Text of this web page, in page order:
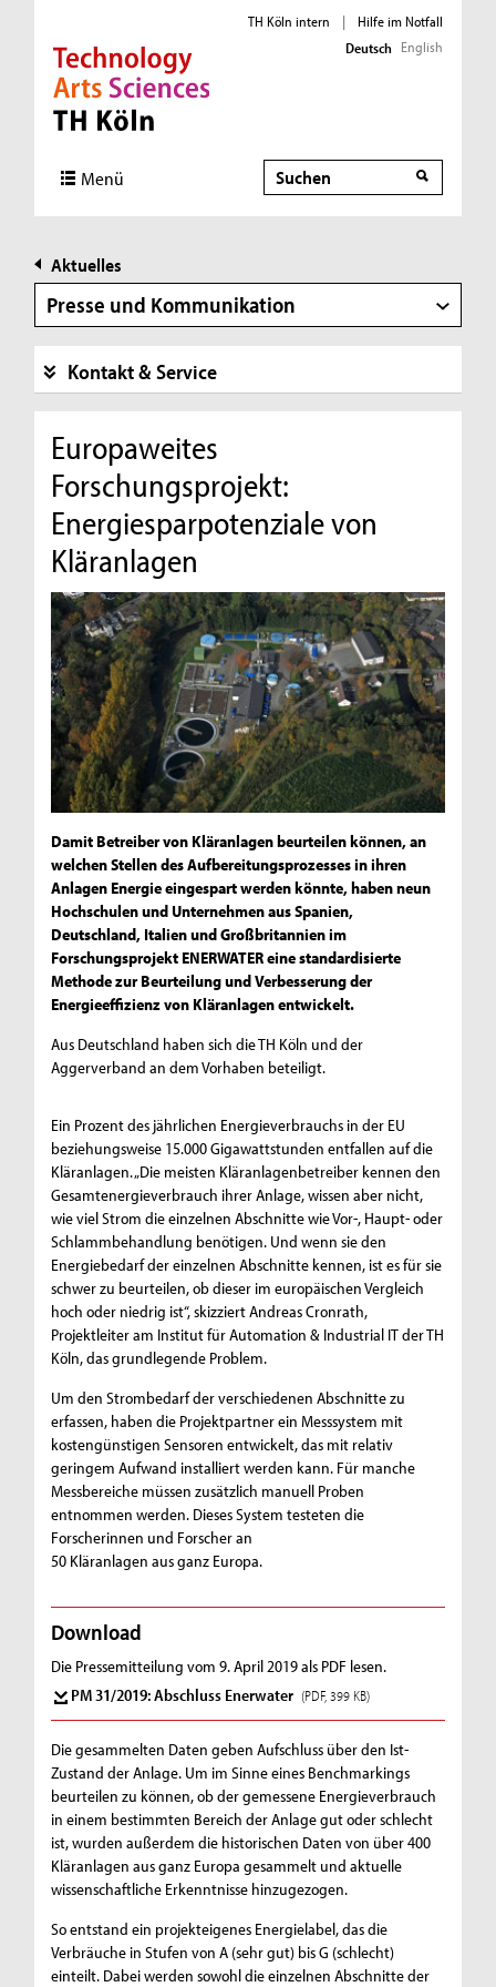
Direkt zur Hauptnavigation
Direkt zur Subnavigation
Direkt zum Inhalt
Direkt zum Fußbereich
TH Köln intern |
Hilfe im Notfall
Deutsch English
Menü Suche
Aktuelles
Presse und Kommunikation
Kontakt & Service
Europaweites
Forschungsprojekt:
Energiesparpotenziale von
Kläranlagen
Damit Betreiber von Kläranlagen beurteilen können, an
welchen Stellen des Aufbereitungsprozesses in ihren
Anlagen Energie eingespart werden könnte, haben neun
Hochschulen und Unternehmen aus Spanien,
Deutschland, Italien und Großbritannien im
Forschungsprojekt ENERWATER eine standardisierte
Methode zur Beurteilung und Verbesserung der
Energieeffizienz von Kläranlagen entwickelt.
Aus Deutschland haben sich die TH Köln und der
Aggerverband an dem Vorhaben beteiligt.
Ein Prozent des jährlichen Energieverbrauchs in der EU
beziehungsweise 15.000 Gigawattstunden entfallen auf die
Kläranlagen. „Die meisten Kläranlagenbetreiber kennen den
Gesamtenergieverbrauch ihrer Anlage, wissen aber nicht,
wie viel Strom die einzelnen Abschnitte wie Vor-, Haupt- oder
Schlammbehandlung benötigen. Und wenn sie den
Energiebedarf der einzelnen Abschnitte kennen, ist es für sie
schwer zu beurteilen, ob dieser im europäischen Vergleich
hoch oder niedrig ist“, skizziert Andreas Cronrath,
Projektleiter am Institut für Automation & Industrial IT der TH
Köln, das grundlegende Problem.
Um den Strombedarf der verschiedenen Abschnitte zu
erfassen, haben die Projektpartner ein Messsystem mit
kostengünstigen Sensoren entwickelt, das mit relativ
geringem Aufwand installiert werden kann. Für manche
Messbereiche müssen zusätzlich manuell Proben
entnommen werden. Dieses System testeten die
Forscherinnen und Forscher an
50 Kläranlagen aus ganz Europa.
Download
Die Pressemitteilung vom 9. April 2019 als PDF lesen.
PM 31/2019: Abschluss Enerwater (PDF, 399 KB)
Die gesammelten Daten geben Aufschluss über den Ist-
Zustand der Anlage. Um im Sinne eines Benchmarkings
beurteilen zu können, ob der gemessene Energieverbrauch
in einem bestimmten Bereich der Anlage gut oder schlecht
ist, wurden außerdem die historischen Daten von über 400
Kläranlagen aus ganz Europa gesammelt und aktuelle
wissenschaftliche Erkenntnisse hinzugezogen.
So entstand ein projekteigenes Energielabel, das die
Verbräuche in Stufen von A (sehr gut) bis G (schlecht)
einteilt. Dabei werden sowohl die einzelnen Abschnitte der